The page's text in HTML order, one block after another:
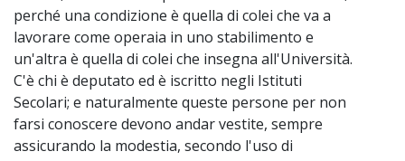
perché una condizione è quella di colei che va a
lavorare come operaia in uno stabilimento e
un'altra è quella di colei che insegna all'Università.
C'è chi è deputato ed è iscritto negli Istituti
Secolari; e naturalmente queste persone per non
farsi conoscere devono andar vestite, sempre
assicurando la modestia, secondo l'uso di